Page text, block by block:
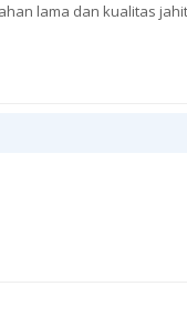
lama dan kualitas